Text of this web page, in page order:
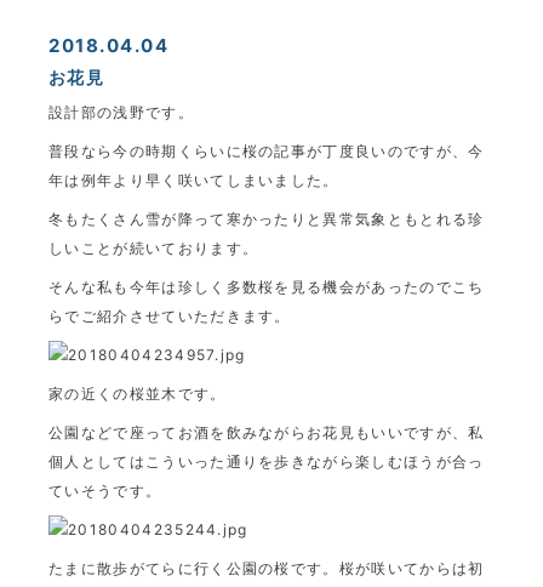
2018.04.04
お花見
設計部の浅野です。
普段なら今の時期くらいに桜の記事が丁度良いのですが、今
年は例年より早く咲いてしまいました。
冬もたくさん雪が降って寒かったりと異常気象ともとれる珍
しいことが続いております。
そんな私も今年は珍しく多数桜を見る機会があったのでこち
らでご紹介させていただきます。
家の近くの桜並木です。
公園などで座ってお酒を飲みながらお花見もいいですが、私
個人としてはこういった通りを歩きながら楽しむほうが合っ
ていそうです。
たまに散歩がてらに行く公園の桜です。桜が咲いてからは初